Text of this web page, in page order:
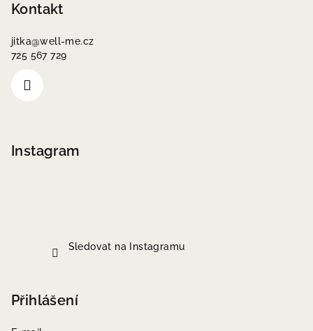
Kontakt
jitka@well-me.cz
725 567 729
Instagram
Sledovat na Instagramu
Přihlášení